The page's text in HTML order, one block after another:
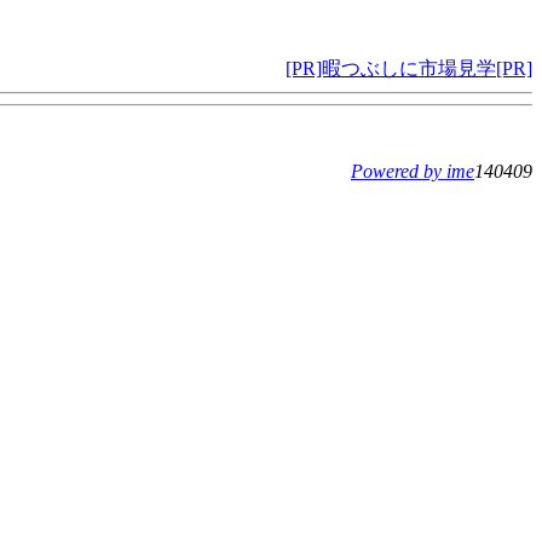
[PR]暇つぶしに市場見学[PR]
Powered by ime140409